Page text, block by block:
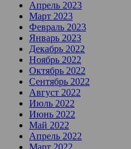
Апрель 2023
Март 2023
Февраль 2023
Январь 2023
Декабрь 2022
Ноябрь 2022
Октябрь 2022
Сентябрь 2022
Август 2022
Июль 2022
Июнь 2022
Май 2022
Апрель 2022